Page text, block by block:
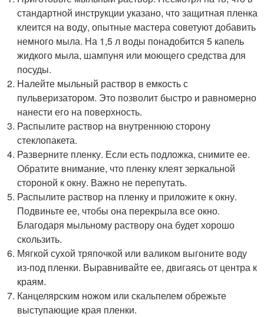
стандартной инструкции указано, что защитная пленка
клеится на воду, опытные мастера советуют добавить
немного мыла. На 1,5 л воды понадобится 5 капель
жидкого мыла, шампуня или моющего средства для
посуды.
Налейте мыльный раствор в емкость с
пульверизатором. Это позволит быстро и равномерно
нанести его на поверхность.
Распылите раствор на внутреннюю сторону
стеклопакета.
Разверните пленку. Если есть подложка, снимите ее.
Обратите внимание, что пленку клеят зеркальной
стороной к окну. Важно не перепутать.
Распылите раствор на пленку и приложите к окну.
Подвиньте ее, чтобы она перекрыла все окно.
Благодаря мыльному раствору она будет хорошо
скользить.
Мягкой сухой тряпочкой или валиком выгоните воду
из-под пленки. Выравнивайте ее, двигаясь от центра к
краям.
Канцелярским ножом или скальпелем обрежьте
выступающие края пленки.